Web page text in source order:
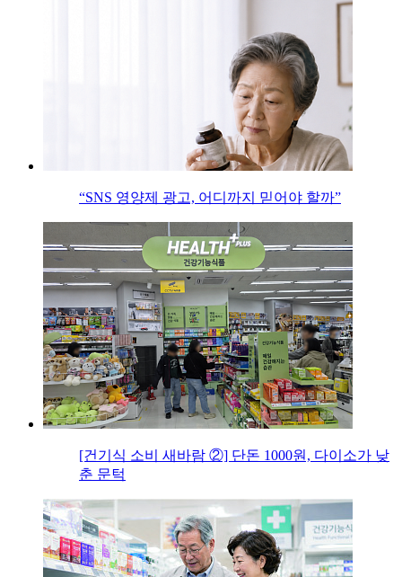
“SNS 영양제 광고, 어디까지 믿어야 할까”
[건기식 소비 새바람 ②] 단돈 1000원, 다이소가 낮
춘 문턱